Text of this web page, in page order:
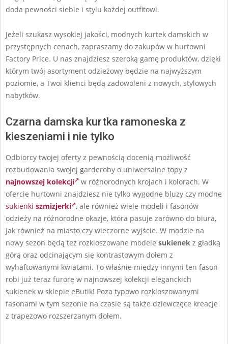
doda pewności siebie i stylu każdej outfitowi.
Jeżeli szukasz wysokiej jakości, modnych kurtek damskich w
przystępnych cenach, zapraszamy do zakupów w hurtowni
Factory Price. U nas znajdziesz szeroką gamę produktów, dzięki
którym twój asortyment odzieżowy będzie na najwyższym
poziomie, a Twoi klienci będą zadowoleni z nowych, stylowych
nabytków.
Czarna damska kurtka ramoneska z
kieszeniami i nie tylko
Odbiorcy twojej oferty z pewnością docenią możliwość
rozbudowania swojej garderoby o uniwersalne topy z
najnowszej kolekcji
w różnorodnych krojach i kolorach. W
ofercie hurtowni znajdziesz nie tylko wygodne bluzy czy modne
sukienki szmizjerki , ale również wiele modeli i fasonów
odzieży na różnorodne okazje, która pasuje zarówno do biura,
jak również na miasto czy wieczorne wyjście. W modzie na
nowy sezon będą też rozkloszowane modele sukienek z gładką
górą oraz odcinającym się kontrastowym dołem z
wyhaftowanymi kwiatami. To właśnie między innymi ten fason
robi już teraz furorę w najnowszej kolekcji eleganckich
sukienek w sklepie eButik! Poza typowo rozkloszowanymi
fasonami w tym sezonie na czasie są także dziewczęce kreacje
z trapezowo rozszerzanym dołem.